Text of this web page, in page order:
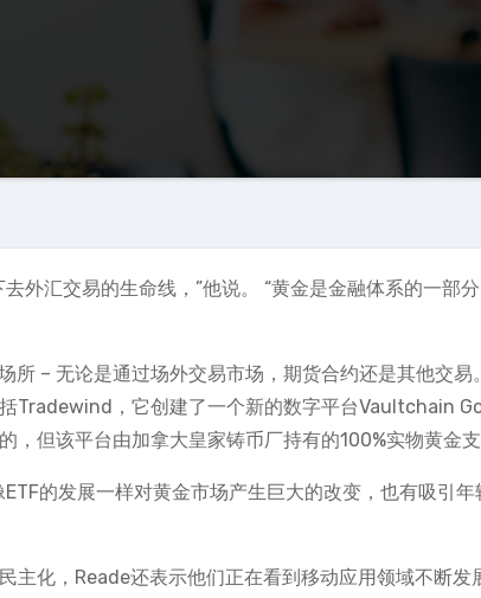
外汇交易的生命线，”他说。 “黄金是金融体系的一部
所 – 无论是通过场外交易市场，期货合约还是其他交易
Tradewind，它创建了一个新的数字平台Vaultchain
，但该平台由加拿大皇家铸币厂持有的100%实物黄金支
的发展一样对黄金市场产生巨大的改变，也有吸引年
主化，Reade还表示他们正在看到移动应用领域不断发